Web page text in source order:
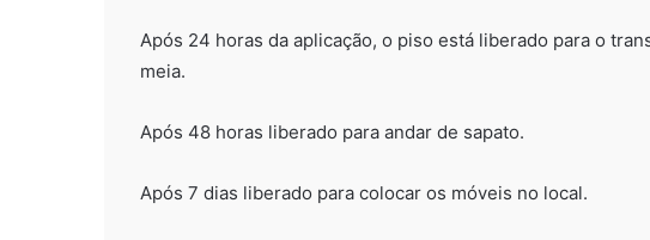
Após 24 horas da aplicação, o piso está liberado para o
meia.
Após 48 horas liberado para andar de sapato.
Após 7 dias liberado para colocar os móveis no local.